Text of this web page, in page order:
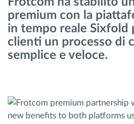
Gestione carburante
Pianificazione dei percorsi e
premium con la
in tempo reale Sixfold
clienti un processo di
semplice e veloce.